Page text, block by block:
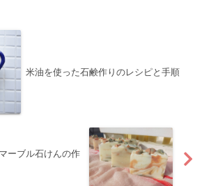
米油を使った石鹸作りのレシピと手順
ーブル石けんの作